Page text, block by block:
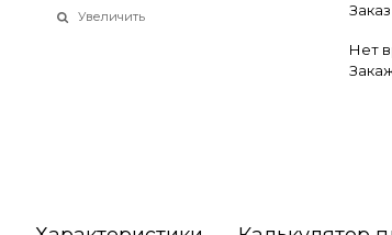
Увеличить
Нет